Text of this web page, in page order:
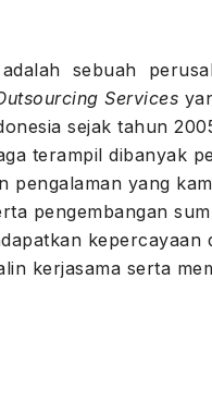
sebuah
Services
sejak tahun
terampil dibanyak
pengalaman yang
pengembangan
kepercayaan
kerjasama serta